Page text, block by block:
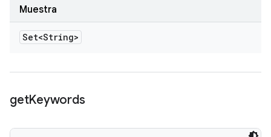
Muestra
Set<String>
getKeywords